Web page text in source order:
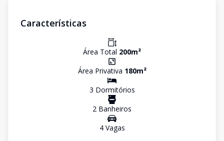
Características
Área Total 200m²
Área Privativa 180m²
3 Dormitórios
2 Banheiros
4Vagas